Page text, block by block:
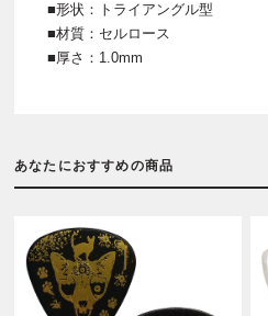
■形状：トライアングル型
■材質：セルロース
■厚さ：1.0mm
あなたにおすすめの商品